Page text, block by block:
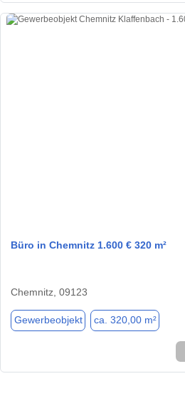
Büro in Chemnitz 1.600 € 320 m²
Chemnitz, 09123
Gewerbeobjekt ca. 320,00 m²